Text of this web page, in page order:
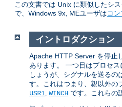
この文書では Unix に類似したシ
で、Windows 9x, MEユーザはコ
イントロダクション
Apache HTTP Server を停止
あります。 一つ目はプロセ
しょうが、シグナルを送る
す。これはつまり、親以外の
USR1 WINCH です。これらの